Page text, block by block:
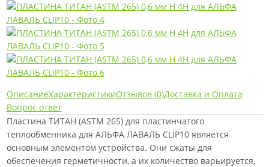
ОписаниеХарактеристикиОтзывов (0)Доставка и Оплата
Вопрос ответ
Пластина ТИТАН (ASTM 265) для пластинчатого
теплообменника для АЛЬФА ЛАВАЛЬ CLIP10 является
основным элементом устройства. Они сжаты для
обеспечения герметичности, а их количество варьируется,